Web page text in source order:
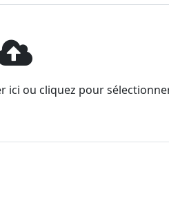
ici ou cliquez pour